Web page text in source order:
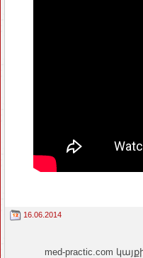
16.06.2014
med-practic.com